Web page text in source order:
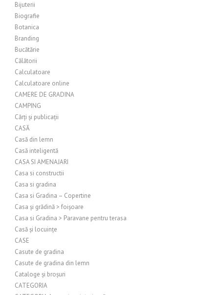
Bijuterii
Biografie
Botanica
Branding
Bucătărie
Călătorii
Calculatoare
Calculatoare online
CAMERE DE GRADINA
CAMPING
Cărți și publicații
CASĂ
Casă din lemn
Casă inteligentă
CASA SI AMENAJARI
Casa si constructii
Casa si gradina
Casa si Gradina – Copertine
Casa și grădină > foișoare
Casa si Gradina > Paravane pentru terasa
Casă și locuințe
CASE
Casute de gradina
Casute de gradina din lemn
Cataloge și broșuri
CATEGORIA